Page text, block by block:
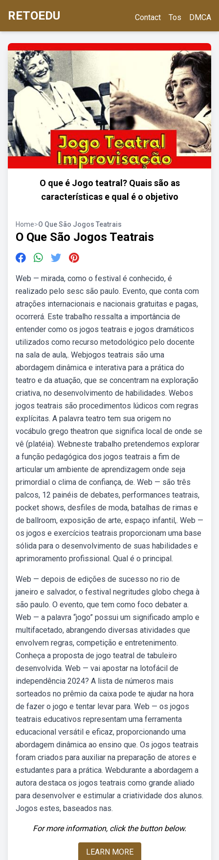
RETOEDU Contact Tos DMCA
O que é Jogo teatral? Quais são as
características e qual é o objetivo
Home>O Que São Jogos Teatrais
O Que São Jogos Teatrais
Web — mirada, como o festival é conhecido, é
realizado pelo sesc são paulo. Evento, que conta com
atrações internacionais e nacionais gratuitas e pagas,
ocorrerá. Este trabalho ressalta a importância de
entender como os jogos teatrais e jogos dramáticos
utilizados como recurso metodológico pelo docente
na sala de aula,. Webjogos teatrais são uma
abordagem dinâmica e interativa para a prática do
teatro e da atuação, que se concentram na exploração
criativa, no desenvolvimento de habilidades. Webos
jogos teatrais são procedimentos lúdicos com regras
explícitas. A palavra teatro tem sua origem no
vocábulo grego theatron que significa local de onde se
vê (platéia). Webneste trabalho pretendemos explorar
a função pedagógica dos jogos teatrais a fim de
articular um ambiente de aprendizagem onde seja
primordial o clima de confiança, de. Web — são três
palcos, 12 painéis de debates, performances teatrais,
pocket shows, desfiles de moda, batalhas de rimas e
de ballroom, exposição de arte, espaço infantil,. Web —
os jogos e exercícios teatrais proporcionam uma base
sólida para o desenvolvimento de suas habilidades e
aprimoramento profissional. Qual é o principal.
Web — depois de edições de sucesso no rio de
janeiro e salvador, o festival negritudes globo chega à
são paulo. O evento, que tem como foco debater a.
Web — a palavra “jogo” possui um significado amplo e
multifacetado, abrangendo diversas atividades que
envolvem regras, competição e entretenimento.
Conheça a proposta de jogo teatral de tabuleiro
desenvolvida. Web — vai apostar na lotofácil de
independência 2024? A lista de números mais
sorteados no prêmio da caixa pode te ajudar na hora
de fazer o jogo e tentar levar para. Web — os jogos
teatrais educativos representam uma ferramenta
educacional versátil e eficaz, proporcionando uma
abordagem dinâmica ao ensino que. Os jogos teatrais
foram criados para auxiliar na preparação de atores e
estudantes para a prática. Webdurante a abordagem a
autora destaca os jogos teatrais como grande aliado
para desenvolver e estimular a criatividade dos alunos.
Jogos estes, baseados nas.
For more information, click the button below.
LEARN MORE